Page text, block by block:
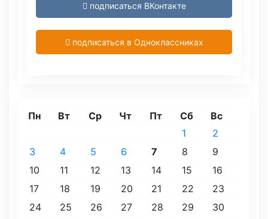
подписаться ВКонтакте
подписаться в Одноклассниках
Пн Вт Ср Чт Пт Сб
Вс
1
2
3
4 5 6 7 8
9
10
11 12 13 14 15
16
17
18 19 20 21 22
23
24
25 26 27 28 29 30